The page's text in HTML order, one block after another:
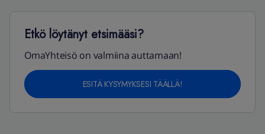
Etkö löytänyt etsimääsi?
OmaYhteisö on valmiina auttamaan!
ESITÄ KYSYMYKSESI TÄÄLLÄ!